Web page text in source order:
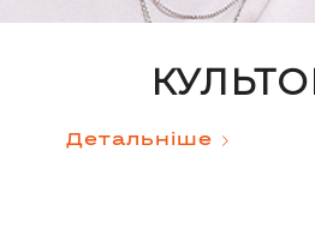
Детальніше